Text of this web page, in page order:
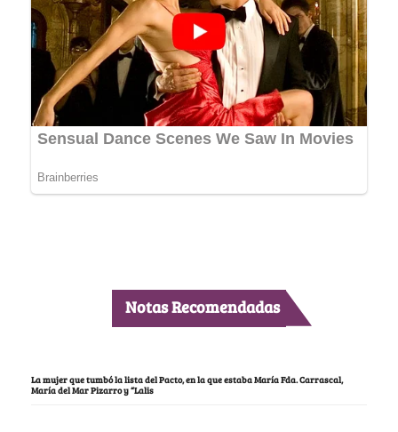
Notas Recomendadas
La mujer que tumbó la lista del Pacto, en la que estaba María Fda. Carrascal,
María del Mar Pizarro y “Lalis